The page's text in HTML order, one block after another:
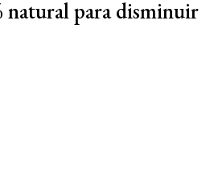
natural para disminuir